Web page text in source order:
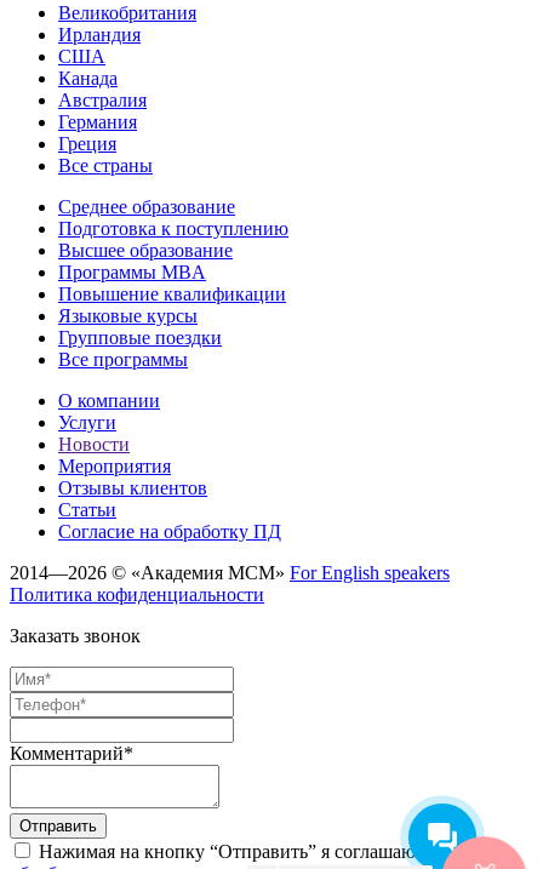
Великобритания
Ирландия
США
Канада
Австралия
Германия
Греция
Все страны
Среднее образование
Подготовка к поступлению
Высшее образование
Программы MBA
Повышение квалификации
Языковые курсы
Групповые поездки
Все программы
О компании
Услуги
Новости
Мероприятия
Отзывы клиентов
Статьи
Cогласие на обработку ПД
2014—2026 © «Академия МСМ» For English speakers
Политика кофиденциальности
Заказать звонок
Комментарий*
Отправить
Нажимая на кнопку “Отправить” я соглашаюсь на